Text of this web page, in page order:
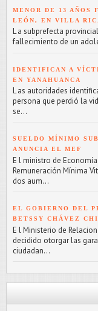
MENOR DE 13 AÑOS
LEÓN, EN VILLA
L a subprefecta
fallecimiento de un
IDENTIFICAN A
EN YANAHUANCA
L as autoridades
persona que perdió la
se...
SUELDO MÍNIMO
ANUNCIA EL MEF
E l ministro de
Remuneración Mínima
dos aum...
EL GOBIERNO DEL
BETSSY CHÁVEZ
E l Ministerio de
decidido otorgar las
ciudadan...